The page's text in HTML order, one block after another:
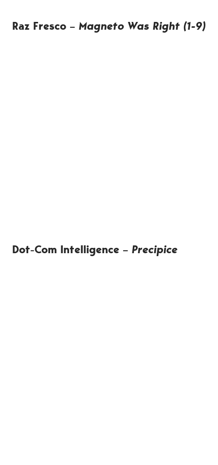
Raz Fresco – Magneto Was Right (1-9)
Dot-Com Intelligence – Precipice